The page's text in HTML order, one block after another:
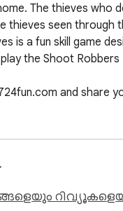
The thieves who
thieves seen
is a fun skill game
the Shoot
and share
to remove it, you